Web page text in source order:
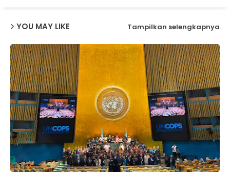
YOU MAY LIKE Tampilkan selengkapnya